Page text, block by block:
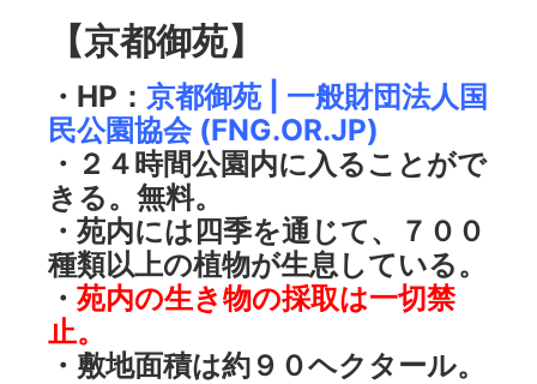
【京都御苑】
・HP： 京都御苑 | 一般財団法人国
民公園協会 (FNG.OR.JP)
・２４時間公園内に入ることがで
きる。無料。
・苑内には四季を通じて、７００
種類以上の植物が生息している。
・ 苑内の生き物の採取は一切禁
止。
・敷地面積は約９０ヘクタール。